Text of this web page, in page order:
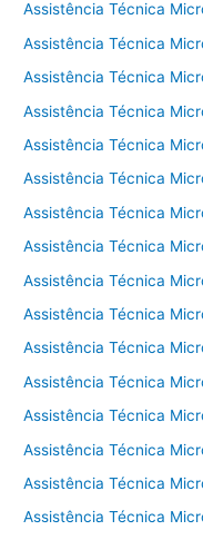
Assistência Técnica
Assistência Técnica
Assistência Técnica
Assistência Técnica
Assistência Técnica
Assistência Técnica
Assistência Técnica
Assistência Técnica
Assistência Técnica
Assistência Técnica
Assistência Técnica
Assistência Técnica
Assistência Técnica
Assistência Técnica
Assistência Técnica
Assistência Técnica